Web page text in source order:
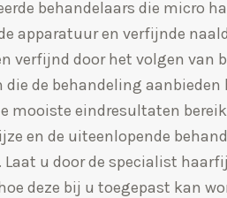
behandelaars die micro
apparatuur en verfijnde
verfijnd door het volgen
die de behandeling
mooiste eindresultaten
en de uiteenlopende
Laat u door de specialist
deze bij u toegepast kan